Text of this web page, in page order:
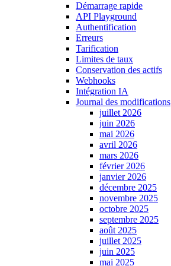
Démarrage rapide
API Playground
Authentification
Erreurs
Tarification
Limites de taux
Conservation des actifs
Webhooks
Intégration IA
Journal des modifications
juillet 2026
juin 2026
mai 2026
avril 2026
mars 2026
février 2026
janvier 2026
décembre 2025
novembre 2025
octobre 2025
septembre 2025
août 2025
juillet 2025
juin 2025
mai 2025